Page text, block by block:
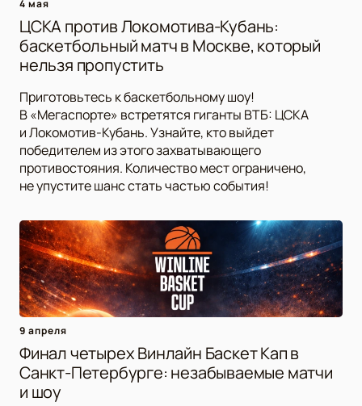
4 мая
ЦСКА против Локомотива-Кубань:
баскетбольный матч в Москве, который
нельзя пропустить
Приготовьтесь к баскетбольному шоу!
В «Мегаспорте» встретятся гиганты ВТБ: ЦСКА
и Локомотив-Кубань. Узнайте, кто выйдет
победителем из этого захватывающего
противостояния. Количество мест ограничено,
не упустите шанс стать частью события!
9 апреля
Финал четырех Винлайн Баскет Кап в
Санкт-Петербурге: незабываемые матчи
и шоу